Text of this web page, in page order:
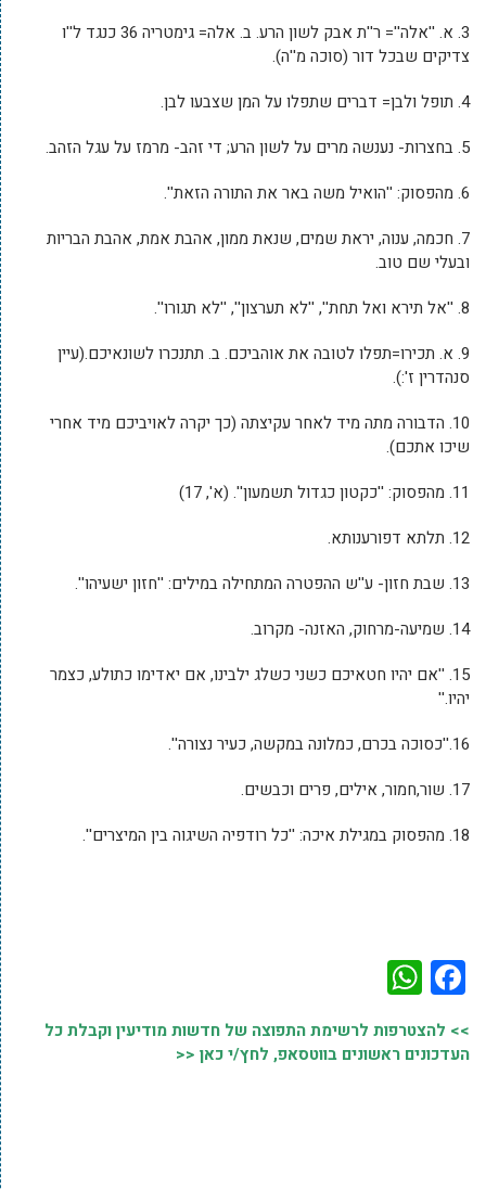
3. א. ''אלה''= ר''ת אבק לשון הרע. ב. אלה= גימטריה 36 כנגד ל''ו
צדיקים שבכל דור (סוכה מ''ה).
4. תופל ולבן= דברים שתפלו על המן שצבעו לבן.
5. בחצרות- נענשה מרים על לשון הרע; די זהב- מרמז על עגל הזהב.
6. מהפסוק: ''הואיל משה באר את התורה הזאת''.
7. חכמה, ענוה, יראת שמים, שנאת ממון, אהבת אמת, אהבת הבריות
ובעלי שם טוב.
8. ''אל תירא ואל תחת'', ''לא תערצון'', ''לא תגורו''.
9. א. תכירו=תפלו לטובה את אוהביכם. ב. תתנכרו לשונאיכם.(עיין
סנהדרין ז':).
10. הדבורה מתה מיד לאחר עקיצתה (כך יקרה לאויביכם מיד אחרי
שיכו אתכם).
11. מהפסוק: ''כקטון כגדול תשמעון''. (א', 17)
12. תלתא דפורענותא.
13. שבת חזון- ע''ש ההפטרה המתחילה במילים: ''חזון ישעיהו''.
14. שמיעה-מרחוק, האזנה- מקרוב.
15. ''אם יהיו חטאיכם כשני כשלג ילבינו, אם יאדימו כתולע, כצמר
יהיו.''
16.''כסוכה בכרם, כמלונה במקשה, כעיר נצורה''.
17. שור,חמור, אילים, פרים וכבשים.
18. מהפסוק במגילת איכה: ''כל רודפיה השיגוה בין המיצרים''.
Facebook
>> להצטרפות לרשימת התפוצה של חדשות מודיעין וקבלת כל
העדכונים ראשונים בווטסאפ, לחץ/י כאן <<